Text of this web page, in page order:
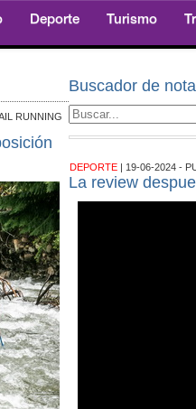
Deporte Turismo
RUNNING
Buscador de
DEPORTE | 19-06-2024 -
La review